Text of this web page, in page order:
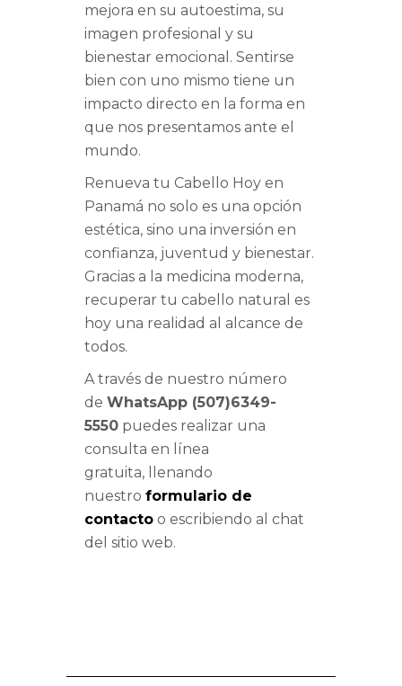
mejora en su autoestima, su
imagen profesional y su
bienestar emocional. Sentirse
bien con uno mismo tiene un
impacto directo en la forma en
que nos presentamos ante el
mundo.
Renueva tu Cabello Hoy en
Panamá no solo es una opción
estética, sino una inversión en
confianza, juventud y bienestar.
Gracias a la medicina moderna,
recuperar tu cabello natural es
hoy una realidad al alcance de
todos.
A través de nuestro número
de WhatsApp (507)6349-
5550 puedes realizar una
consulta en línea
gratuita, llenando
nuestro formulario de
contacto o escribiendo al chat
del sitio web.